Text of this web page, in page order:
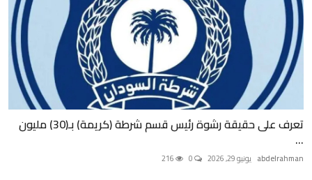
تعرف على حقيقة رشوة رئيس قسم شرطة (كريمة) بـ(30) مليون
...
abdelrahman يونيو 29, 2026